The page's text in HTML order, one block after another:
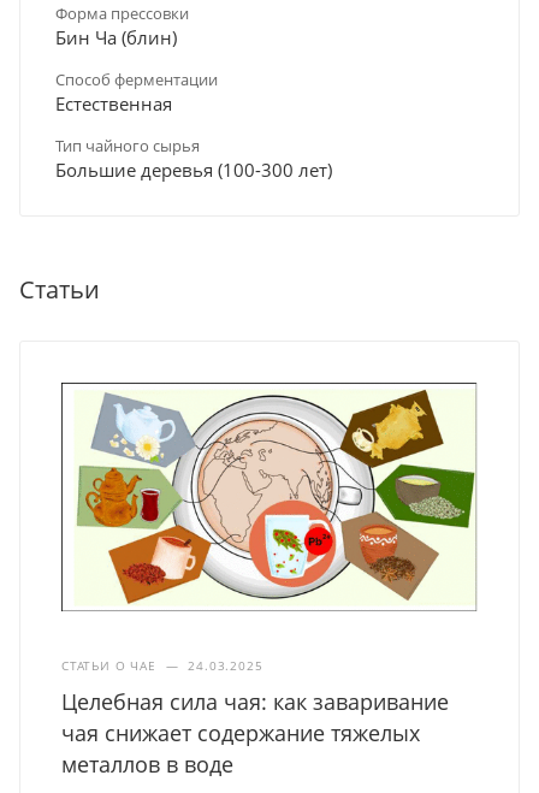
Форма прессовки
Бин Ча (блин)
Способ ферментации
Естественная
Тип чайного сырья
Большие деревья (100-300 лет)
Статьи
СТАТЬИ О ЧАЕ — 24.03.2025
Целебная сила чая: как заваривание
чая снижает содержание тяжелых
металлов в воде